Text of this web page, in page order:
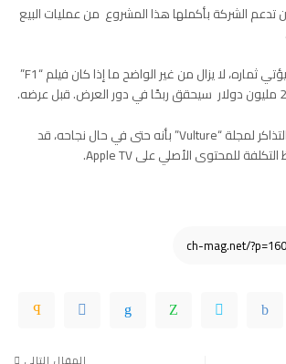
الشركة بأكملها هذا المشروع من عمليات البيع
بينما يبدو أن رهان أبل يؤتي ثماره، لا يزال من غير الواضح ما إذا كان فيلم “F1”
صرح أحد محللي شباك التذاكر لمجلة “Vulture” بأنه حتى في حال نجاحه، قد
التكلفة للمحتوى الأصلي علىApple TV
.
المقال التالي